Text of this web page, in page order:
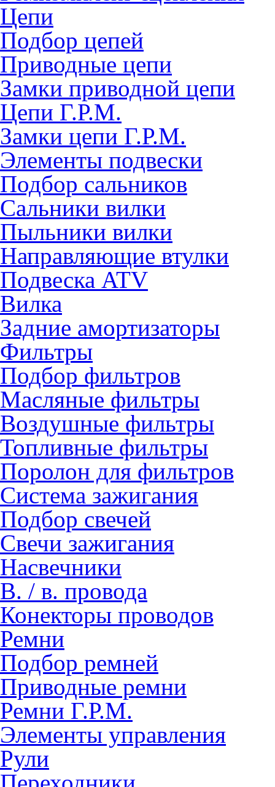
Цепи
Подбор цепей
Приводные цепи
Замки приводной цепи
Цепи Г.Р.М.
Замки цепи Г.Р.М.
Элементы подвески
Подбор сальников
Сальники вилки
Пыльники вилки
Направляющие втулки
Подвеска ATV
Вилка
Задние амортизаторы
Фильтры
Подбор фильтров
Масляные фильтры
Воздушные фильтры
Топливные фильтры
Поролон для фильтров
Система зажигания
Подбор свечей
Свечи зажигания
Насвечники
В. / в. провода
Конекторы проводов
Ремни
Подбор ремней
Приводные ремни
Ремни Г.Р.М.
Элементы управления
Рули